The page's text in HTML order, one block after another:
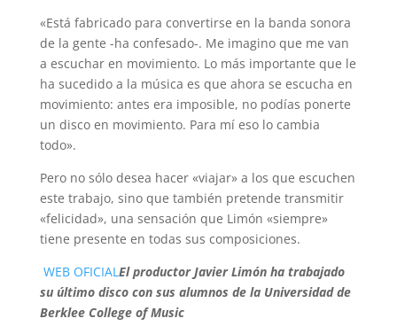
«Está fabricado para convertirse en la banda sonora
de la gente -ha confesado-. Me imagino que me van
a escuchar en movimiento. Lo más importante que le
ha sucedido a la música es que ahora se escucha en
movimiento: antes era imposible, no podías ponerte
un disco en movimiento. Para mí eso lo cambia
todo».
Pero no sólo desea hacer «viajar» a los que escuchen
este trabajo, sino que también pretende transmitir
«felicidad», una sensación que Limón «siempre»
tiene presente en todas sus composiciones.
WEB OFICIALEl productor Javier Limón ha trabajado
su último disco con sus alumnos de la Universidad de
Berklee College of Music